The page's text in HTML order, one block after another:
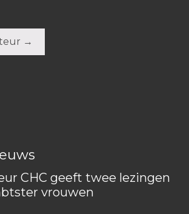
→
CHC geeft twee lezingen
vrouwen